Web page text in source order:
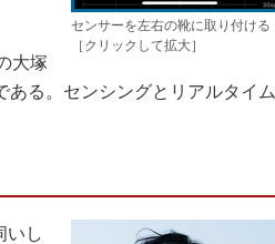
センサーを左右の靴に取り付ける
［クリックして拡大］
大塚
る。センシングとリアルタイム
いし